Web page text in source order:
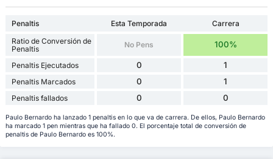
Penaltis Esta Temporada
Carrera
Ratio de Conversión de
Penaltis
No Pens 100%
Penaltis Ejecutados 0 1
Penaltis Marcados 0 1
Penaltis fallados 0 0
Paulo Bernardo ha lanzado 1 penaltis en lo que va de carrera. De ellos, Paulo Bernardo
ha marcado 1 pen mientras que ha fallado 0. El porcentaje total de conversión de
penaltis de Paulo Bernardo es 100%.